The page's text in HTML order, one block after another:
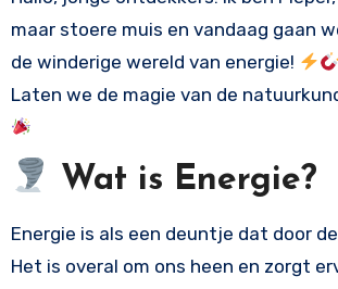
maar stoere muis en vandaag gaan
de winderige wereld van energie!
Laten we de magie van de
Wat is Energie?
Energie is als een deuntje dat door
Het is overal om ons heen en zorgt